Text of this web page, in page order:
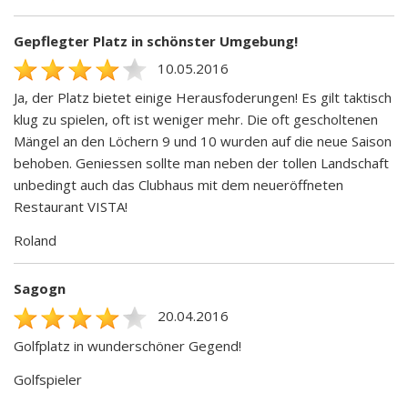
Gepflegter Platz in schönster Umgebung!
10.05.2016
Ja, der Platz bietet einige Herausfoderungen! Es gilt taktisch
klug zu spielen, oft ist weniger mehr. Die oft gescholtenen
Mängel an den Löchern 9 und 10 wurden auf die neue Saison
behoben. Geniessen sollte man neben der tollen Landschaft
unbedingt auch das Clubhaus mit dem neueröffneten
Restaurant VISTA!
Roland
Sagogn
20.04.2016
Golfplatz in wunderschöner Gegend!
Golfspieler